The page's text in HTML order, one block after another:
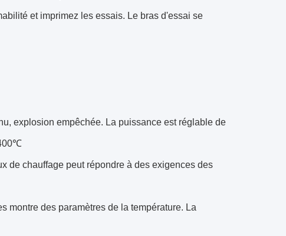
et imprimez les essais. Le bras d'essai se
explosion empêchée. La puissance est réglable de
de chauffage peut répondre à des exigences des
montre des paramètres de la température. La